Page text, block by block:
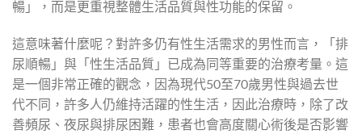
暢」，而是更重視整體生活品質與性功能的保留。
這意味著什麼呢？對許多仍有性生活需求的男性而言，「排
尿順暢」與「性生活品質」已成為同等重要的治療考量。這
是一個非常正確的觀念，因為現代50至70歲男性與過去世
代不同，許多人仍維持活躍的性生活，因此治療時，除了改
善頻尿、夜尿與排尿困難，患者也會高度關心術後是否影響